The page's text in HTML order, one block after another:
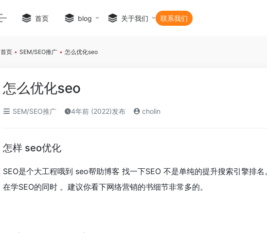
首页 blog 关于我们 联系我们
首页 • SEM/SEO推广 • 怎么优化seo
怎么优化seo
SEM/SEO推广 4年前 (2022)发布 cholin
怎样 seo优化
SEO是个大工程哦到 seo帮助博客 找一下SEO 不是单纯的提升搜索引擎排名
在学SEO的同时 。建议你看下网络营销的书细节非常多的。